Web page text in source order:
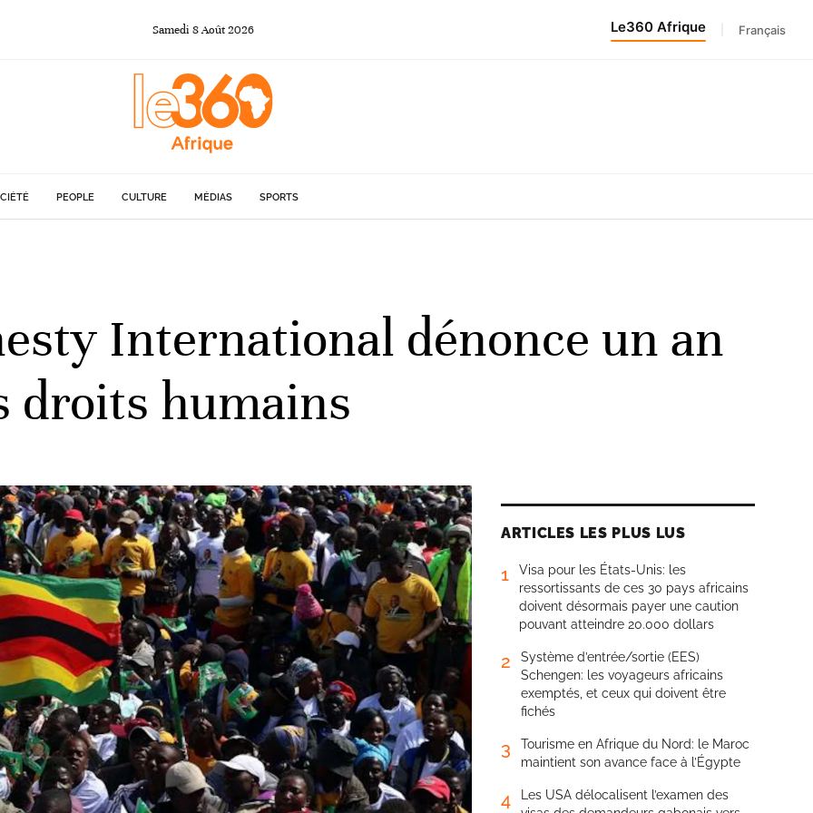
Samedi 8Août2026 Le360 Afrique Français
PEOPLE CULTURE MÉDIAS SPORTS
International dénonce un an
droits humains
ARTICLES LES PLUS LUS
1
Visa pour les États-Unis: les
ressortissants de ces 30 pays africains
doivent désormais payer une caution
pouvant atteindre 20.000 dollars
2
Système d’entrée/sortie (EES)
Schengen: les voyageurs africains
exemptés, et ceux qui doivent être
fichés
3
Tourisme en Afrique du Nord: le Maroc
maintient son avance face à l’Égypte
4
Les USA délocalisent l’examen des